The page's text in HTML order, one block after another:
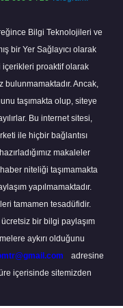
Bilgi Teknolojileri ve
bir Yer Sağlayıcı olarak
içerikleri proaktif olarak
bulunmamaktadır. Ancak,
taşımakta olup, siteye
Bu internet sitesi,
ile hiçbir bağlantısı
makaleler
niteliği taşımamakta
yapılmamaktadır.
tamamen tesadüfidir.
bir bilgi paylaşım
aykırı olduğunu
adresine
içerisinde sitemizden